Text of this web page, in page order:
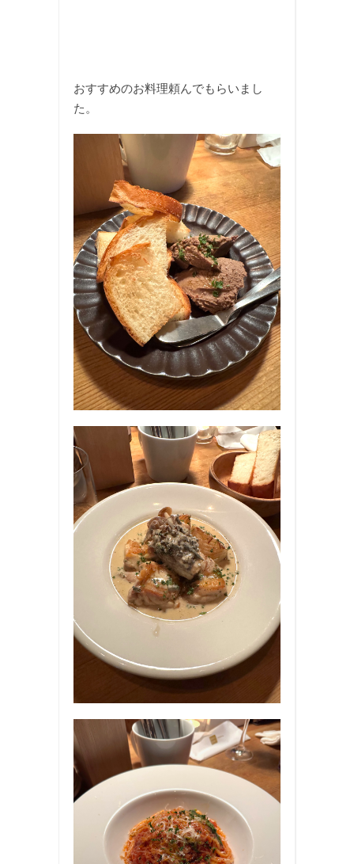
おすすめのお料理頼んでもらいまし
た。